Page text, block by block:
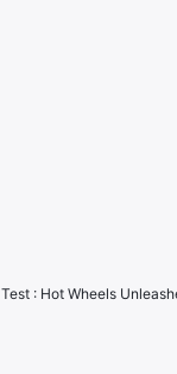
Test : Hot Wheels